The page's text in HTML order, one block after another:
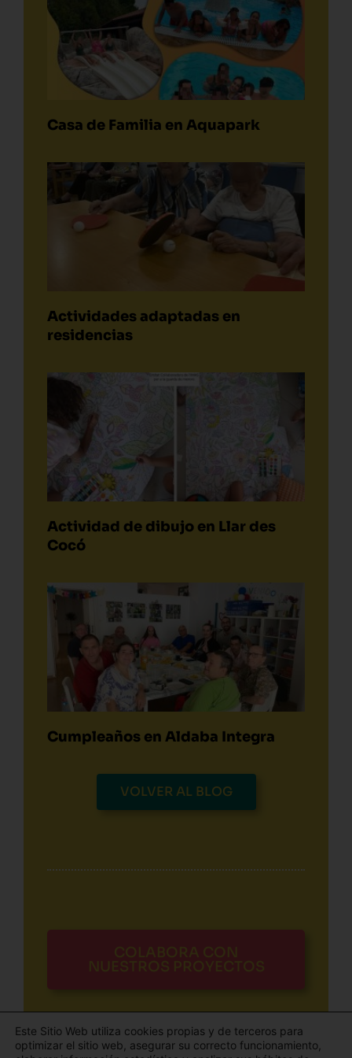
Casa de Familia en Aquapark
Actividades adaptadas en
residencias
Actividad de dibujo en Llar des
Cocó
Cumpleaños en Aldaba Integra
VOLVER AL BLOG
COLABORA CON
NUESTROS PROYECTOS
Este Sitio Web utiliza cookies propias y de terceros para
optimizar el sitio web, asegurar su correcto funcionamiento,